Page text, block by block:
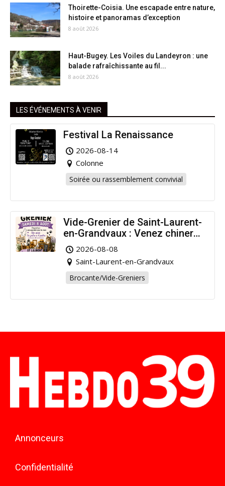
Thoirette-Coisia. Une escapade entre nature,
histoire et panoramas d’exception
8 août 2026
Haut-Bugey. Les Voiles du Landeyron : une
balade rafraîchissante au fil...
8 août 2026
LES ÉVÉNEMENTS À VENIR
Festival La Renaissance
2026-08-14
Colonne
Soirée ou rassemblement convivial
Vide-Grenier de Saint-Laurent-
en-Grandvaux : Venez chiner
pour la bonne cause !
2026-08-08
Saint-Laurent-en-Grandvaux
Brocante/Vide-Greniers